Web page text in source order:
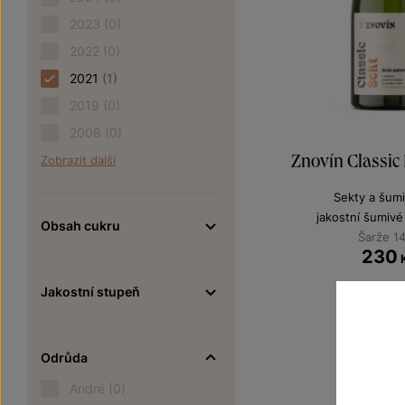
2023 (0)
2022 (0)
2021 (1)
2019 (0)
2008 (0)
Zobrazit další
Obsah cukru
Jakostní stupeň
Odrůda
André (0)
Znovín Classic
Sekty a
jakostní
Šarže
230